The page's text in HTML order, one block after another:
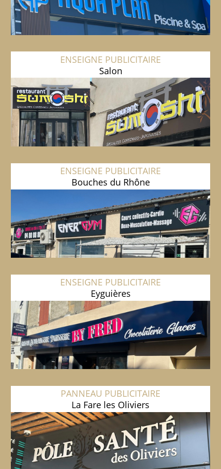
ENSEIGNE PUBLICITAIRE
Salon
ENSEIGNE PUBLICITAIRE
Bouches du Rhône
ENSEIGNE PUBLICITAIRE
Eyguières
PANNEAU PUBLICITAIRE
La Fare les Oliviers